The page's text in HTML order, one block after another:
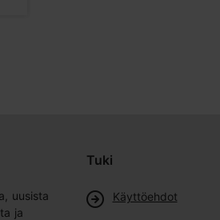
uusista
ja
Tuki
Käyttöehdot